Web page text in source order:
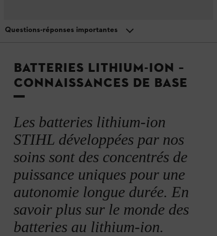
Technologie des batteries STIHL
BATTERIES LITHIUM-ION –
CONNAISSANCES DE BASE
Les batteries lithium-ion
STIHL développées par nos
soins sont des concentrés de
puissance uniques pour une
autonomie longue durée. En
savoir plus sur le monde des
batteries au lithium-ion.
Questions-réponses importantes
Structure et fonctionnement des batteries Li-Ion
Capacité des batteries Li-Ion
Batteries Li-Ion : élimination et recyclage
Questions-réponses importantes